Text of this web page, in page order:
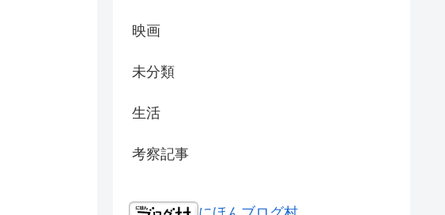
映画
未分類
生活
考察記事